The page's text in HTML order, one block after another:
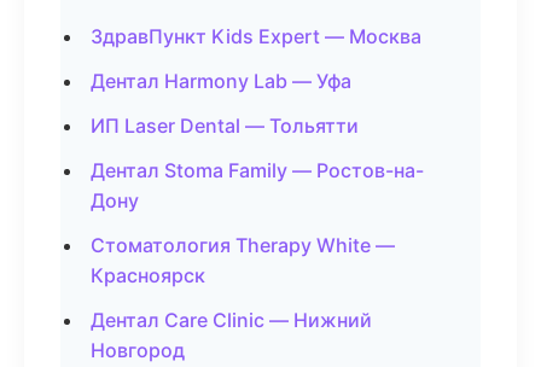
ЗдравПункт Kids Expert — Москва
Дентал Harmony Lab — Уфа
ИП Laser Dental — Тольятти
Дентал Stoma Family — Ростов-на-
Дону
Стоматология Therapy White —
Красноярск
Дентал Care Clinic — Нижний
Новгород